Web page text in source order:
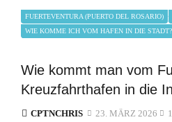
FUERTEVENTURA (PUERTO DEL ROSARIO)
WIE KOMME ICH VOM HAFEN IN DIE STADT?
Wie kommt man vom
Kreuzfahrthafen in die
CPTNCHRIS 23. MÄRZ 2026